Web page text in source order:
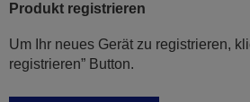
Produkt registrieren
Um Ihr neues Gerät zu registrieren,
registrieren” Button.